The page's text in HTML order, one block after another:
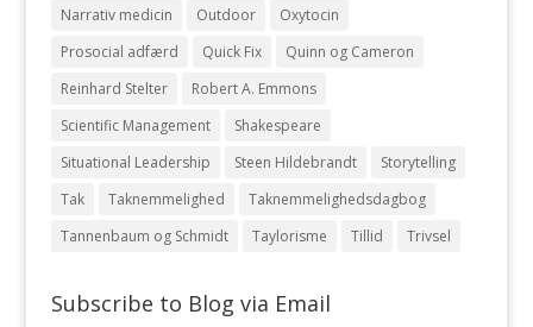
Narrativ medicin
Outdoor
Oxytocin
Prosocial adfærd
Quick Fix
Quinn og Cameron
Reinhard Stelter
Robert A. Emmons
Scientific Management
Shakespeare
Situational Leadership
Steen Hildebrandt
Storytelling
Tak
Taknemmelighed
Taknemmelighedsdagbog
Tannenbaum og Schmidt
Taylorisme Tillid Trivsel
Subscribe to Blog via Email